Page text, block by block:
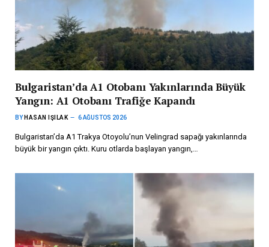
Bulgaristan’da A1 Otobanı Yakınlarında Büyük
Yangın: A1 Otobanı Trafiğe Kapandı
BY HASAN IŞILAK 6 AĞUSTOS 2026
Bulgaristan’da A1 Trakya Otoyolu’nun Velingrad sapağı yakınlarında
büyük bir yangın çıktı. Kuru otlarda başlayan yangın,…